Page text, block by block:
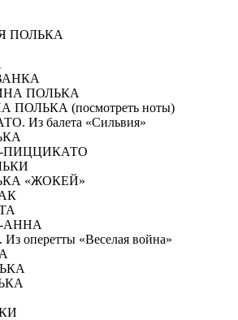
ПОЛЬКА
ПОЛЬКА
ПОЛЬКА (посмотреть ноты)
Из балета «Сильвия»
ПИЦЦИКАТО
«ЖОКЕЙ»
АННА
оперетты «Веселая война»